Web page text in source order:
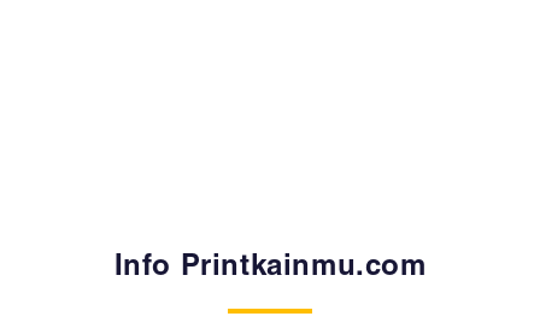
Info Printkainmu.com